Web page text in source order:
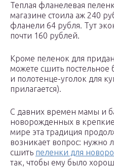
Теплая фланелевая
магазине стоила аж 240
фланели 64 рубля. Тут
почти 160 рублей.
Кроме пеленок для
можете сшить постельное
и полотенце-уголок для
прилагается).
С давних времен мамы и
новорожденных в
мире эта традиция
возникает вопрос: нужно
сшить пеленки для
так, чтобы ему было